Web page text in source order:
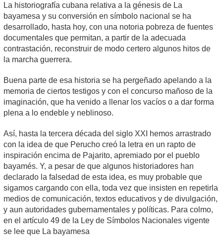
La historiografía cubana relativa a la génesis de La
bayamesa y su conversión en símbolo nacional se ha
desarrollado, hasta hoy, con una notoria pobreza de fuentes
documentales que permitan, a partir de la adecuada
contrastación, reconstruir de modo certero algunos hitos de
la marcha guerrera.
Buena parte de esa historia se ha pergeñado apelando a la
memoria de ciertos testigos y con el concurso mañoso de la
imaginación, que ha venido a llenar los vacíos o a dar forma
plena a lo endeble y neblinoso.
Así, hasta la tercera década del siglo XXI hemos arrastrado
con la idea de que Perucho creó la letra en un rapto de
inspiración encima de Pajarito, apremiado por el pueblo
bayamés. Y, a pesar de que algunos historiadores han
declarado la falsedad de esta idea, es muy probable que
sigamos cargando con ella, toda vez que insisten en repetirla
medios de comunicación, textos educativos y de divulgación,
y aun autoridades gubernamentales y políticas. Para colmo,
en el artículo 49 de la Ley de Símbolos Nacionales vigente
se lee que La bayamesa